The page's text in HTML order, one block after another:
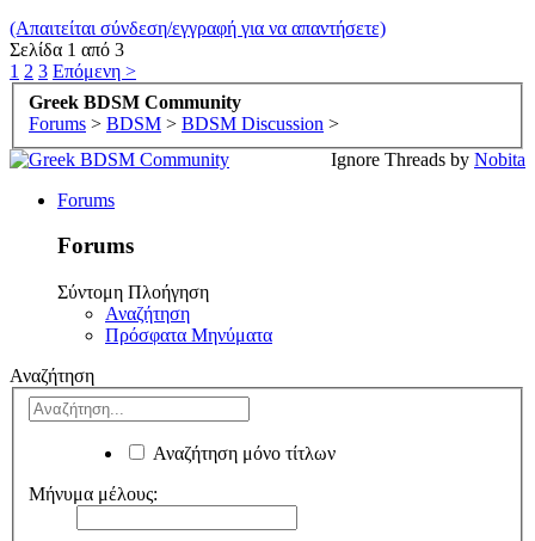
(Απαιτείται σύνδεση/εγγραφή για να απαντήσετε)
Σελίδα 1 από 3
1 2 3 Επόμενη >
Greek BDSM Community
Forums > BDSM > BDSM Discussion >
Ignore Threads by Nobita
Forums
Forums
Σύντομη Πλοήγηση
Αναζήτηση
Πρόσφατα Μηνύματα
Αναζήτηση
Αναζήτηση μόνο τίτλων
Μήνυμα μέλους: